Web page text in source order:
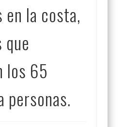
la costa,
los 65
personas.